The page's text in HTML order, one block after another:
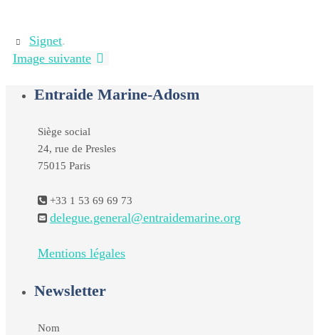
Signet.
Image suivante
Entraide Marine-Adosm
Siège social
24, rue de Presles
75015 Paris
+33 1 53 69 69 73
delegue.general@entraidemarine.org
Mentions légales
Newsletter
Nom